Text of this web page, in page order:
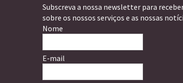
Subscreva a nossa newsletter para
sobre os nossos serviços e as nossas
Nome
E-mail